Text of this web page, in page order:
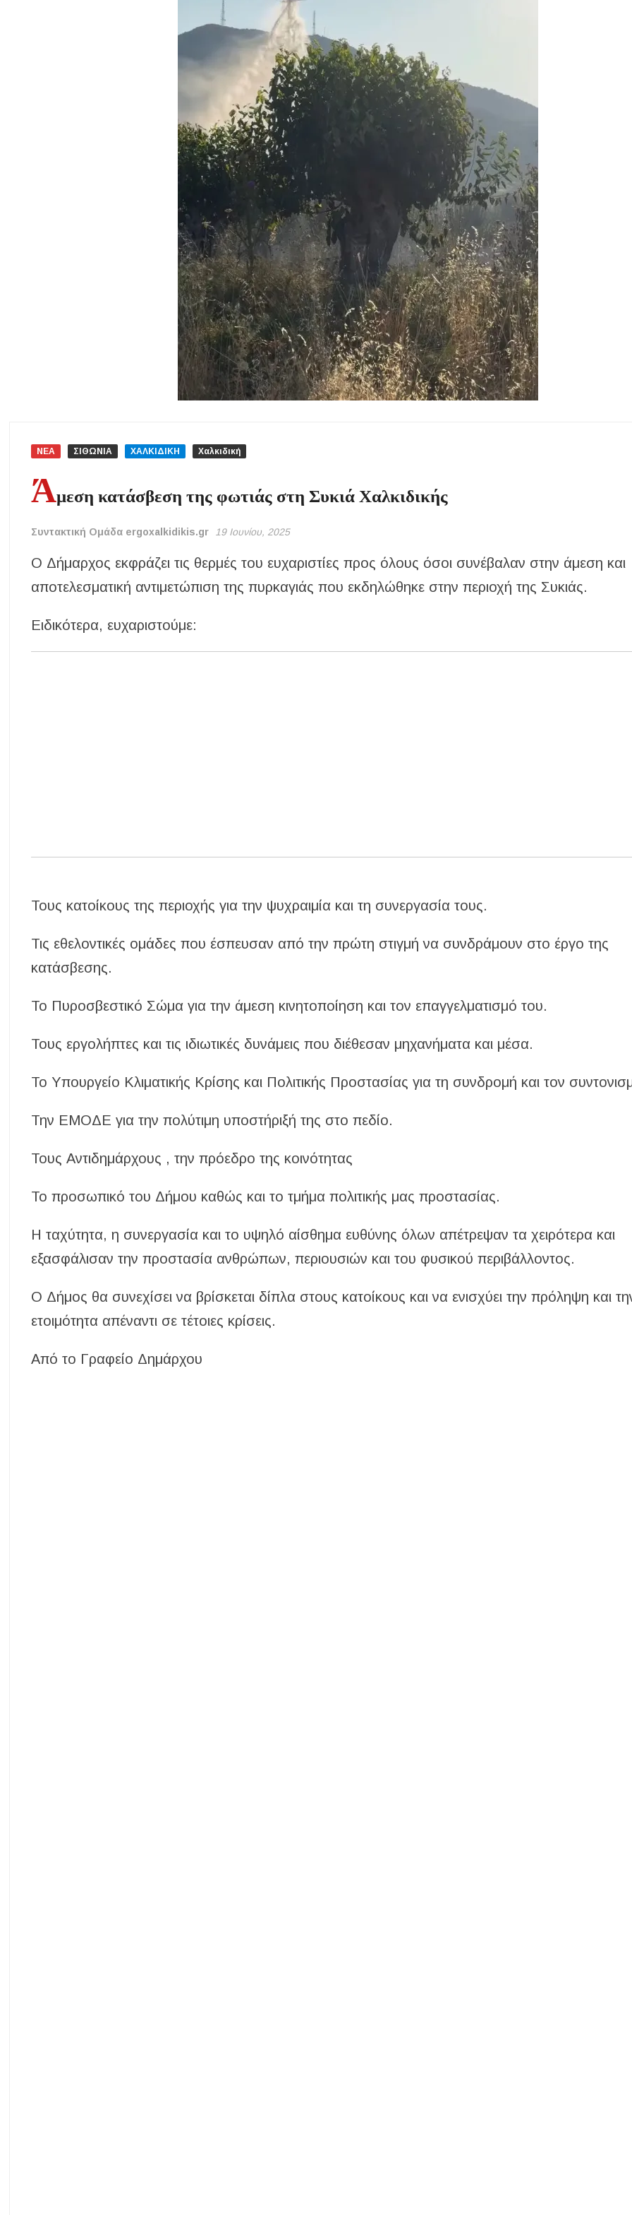
Σίβηρη Χαλκιδικής: Απαγόρευση χρήσης του νερού για πόση μετά από μικροβιολογική επιβάρυνση
Χαλκιδική: Οι ουρές στα σύνορα των Ευζώνων «φρενάρουν» τον τουρισμό – Πολύωρη αναμονή και απώλειες στις κρατήσεις
Μεταμόρφωση του Σωτήρος: Ο συμβολισμός των σταφυλιών που ευλογούνται στις εκκλησίες
Μουσική Εκδήλωση της Φιλαρμονικής Μεγάλης Παναγίας
Πτώση στις τιμές των καυσίμων: Κάτω από τα 2 ευρώ η αμόλυβδη μέσα στην εβδομάδα
ΝΕΑ ΣΙΘΩΝΙΑ ΧΑΛΚΙΔΙΚΗ Χαλκιδική
Άμεση κατάσβεση της φωτιάς στη Συκιά Χαλκιδικής
Συντακτική Ομάδα ergoxalkidikis.gr 19 Ιουνίου, 2025
Ο Δήμαρχος εκφράζει τις θερμές του ευχαριστίες προς όλους όσοι συνέβαλαν στην άμεση και
αποτελεσματική αντιμετώπιση της πυρκαγιάς που εκδηλώθηκε στην περιοχή της Συκιάς.
Ειδικότερα, ευχαριστούμε:
Τους κατοίκους της περιοχής για την ψυχραιμία και τη συνεργασία τους.
Τις εθελοντικές ομάδες που έσπευσαν από την πρώτη στιγμή να συνδράμουν στο έργο της
κατάσβεσης.
Το Πυροσβεστικό Σώμα για την άμεση κινητοποίηση και τον επαγγελματισμό του.
Τους εργολήπτες και τις ιδιωτικές δυνάμεις που διέθεσαν μηχανήματα και μέσα.
Το Υπουργείο Κλιματικής Κρίσης και Πολιτικής Προστασίας για τη συνδρομή και τον
Την ΕΜΟΔΕ για την πολύτιμη υποστήριξή της στο πεδίο.
Τους Αντιδημάρχους , την πρόεδρο της κοινότητας
Το προσωπικό του Δήμου καθώς και το τμήμα πολιτικής μας προστασίας.
Η ταχύτητα, η συνεργασία και το υψηλό αίσθημα ευθύνης όλων απέτρεψαν τα χειρότερα και
εξασφάλισαν την προστασία ανθρώπων, περιουσιών και του φυσικού περιβάλλοντος.
Ο Δήμος θα συνεχίσει να βρίσκεται δίπλα στους κατοίκους και να ενισχύει την πρόληψη και
ετοιμότητα απέναντι σε τέτοιες κρίσεις.
Από το Γραφείο Δημάρχου